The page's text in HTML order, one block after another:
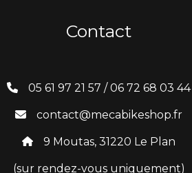
Contact
05 61 97 21 57 / 06 72 68 03 44
contact@mecabikeshop.fr
9 Moutas, 31220 Le Plan
(sur rendez-vous uniquement)